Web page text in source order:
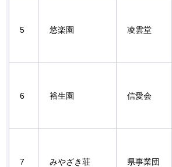
5 悠楽園 凌雲堂
6 裕生園 信愛会
7 みやざき荘 県事業団